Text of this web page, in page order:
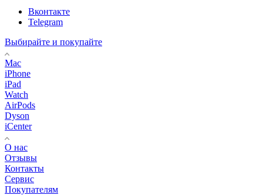
Вконтакте
Telegram
Выбирайте и покупайте
Mac
iPhone
iPad
Watch
AirPods
Dyson
iCenter
О нас
Отзывы
Контакты
Сервис
Покупателям